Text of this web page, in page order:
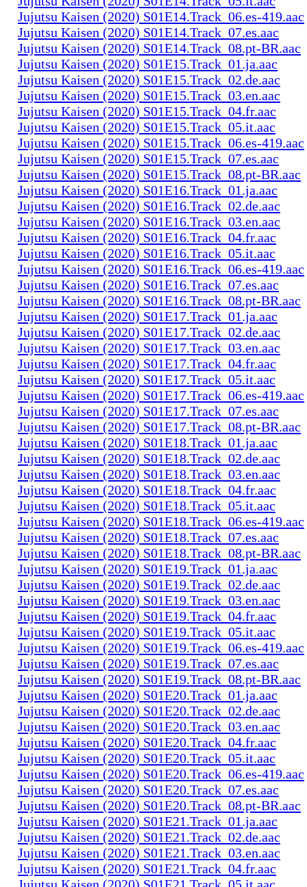
Jujutsu Kaisen (2020) S01E14.Track_06.es-419.aac
Jujutsu Kaisen (2020) S01E14.Track_07.es.aac
Jujutsu Kaisen (2020) S01E14.Track_08.pt-BR.aac
Jujutsu Kaisen (2020) S01E15.Track_01.ja.aac
Jujutsu Kaisen (2020) S01E15.Track_02.de.aac
Jujutsu Kaisen (2020) S01E15.Track_03.en.aac
Jujutsu Kaisen (2020) S01E15.Track_04.fr.aac
Jujutsu Kaisen (2020) S01E15.Track_05.it.aac
Jujutsu Kaisen (2020) S01E15.Track_06.es-419.aac
Jujutsu Kaisen (2020) S01E15.Track_07.es.aac
Jujutsu Kaisen (2020) S01E15.Track_08.pt-BR.aac
Jujutsu Kaisen (2020) S01E16.Track_01.ja.aac
Jujutsu Kaisen (2020) S01E16.Track_02.de.aac
Jujutsu Kaisen (2020) S01E16.Track_03.en.aac
Jujutsu Kaisen (2020) S01E16.Track_04.fr.aac
Jujutsu Kaisen (2020) S01E16.Track_05.it.aac
Jujutsu Kaisen (2020) S01E16.Track_06.es-419.aac
Jujutsu Kaisen (2020) S01E16.Track_07.es.aac
Jujutsu Kaisen (2020) S01E16.Track_08.pt-BR.aac
Jujutsu Kaisen (2020) S01E17.Track_01.ja.aac
Jujutsu Kaisen (2020) S01E17.Track_02.de.aac
Jujutsu Kaisen (2020) S01E17.Track_03.en.aac
Jujutsu Kaisen (2020) S01E17.Track_04.fr.aac
Jujutsu Kaisen (2020) S01E17.Track_05.it.aac
Jujutsu Kaisen (2020) S01E17.Track_06.es-419.aac
Jujutsu Kaisen (2020) S01E17.Track_07.es.aac
Jujutsu Kaisen (2020) S01E17.Track_08.pt-BR.aac
Jujutsu Kaisen (2020) S01E18.Track_01.ja.aac
Jujutsu Kaisen (2020) S01E18.Track_02.de.aac
Jujutsu Kaisen (2020) S01E18.Track_03.en.aac
Jujutsu Kaisen (2020) S01E18.Track_04.fr.aac
Jujutsu Kaisen (2020) S01E18.Track_05.it.aac
Jujutsu Kaisen (2020) S01E18.Track_06.es-419.aac
Jujutsu Kaisen (2020) S01E18.Track_07.es.aac
Jujutsu Kaisen (2020) S01E18.Track_08.pt-BR.aac
Jujutsu Kaisen (2020) S01E19.Track_01.ja.aac
Jujutsu Kaisen (2020) S01E19.Track_02.de.aac
Jujutsu Kaisen (2020) S01E19.Track_03.en.aac
Jujutsu Kaisen (2020) S01E19.Track_04.fr.aac
Jujutsu Kaisen (2020) S01E19.Track_05.it.aac
Jujutsu Kaisen (2020) S01E19.Track_06.es-419.aac
Jujutsu Kaisen (2020) S01E19.Track_07.es.aac
Jujutsu Kaisen (2020) S01E19.Track_08.pt-BR.aac
Jujutsu Kaisen (2020) S01E20.Track_01.ja.aac
Jujutsu Kaisen (2020) S01E20.Track_02.de.aac
Jujutsu Kaisen (2020) S01E20.Track_03.en.aac
Jujutsu Kaisen (2020) S01E20.Track_04.fr.aac
Jujutsu Kaisen (2020) S01E20.Track_05.it.aac
Jujutsu Kaisen (2020) S01E20.Track_06.es-419.aac
Jujutsu Kaisen (2020) S01E20.Track_07.es.aac
Jujutsu Kaisen (2020) S01E20.Track_08.pt-BR.aac
Jujutsu Kaisen (2020) S01E21.Track_01.ja.aac
Jujutsu Kaisen (2020) S01E21.Track_02.de.aac
Jujutsu Kaisen (2020) S01E21.Track_03.en.aac
Jujutsu Kaisen (2020) S01E21.Track_04.fr.aac